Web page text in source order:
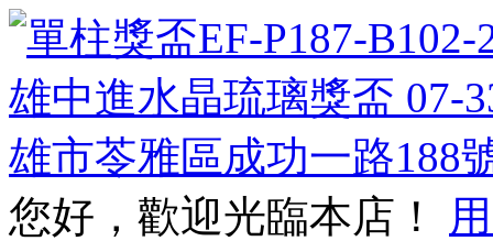
您好，歡迎光臨本店！